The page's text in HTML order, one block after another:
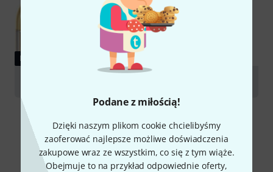
Podane z miłością!
Dzięki naszym plikom cookie chcielibyśmy
zaoferować najlepsze możliwe doświadczenia
zakupowe wraz ze wszystkim, co się z tym wiąże.
Obejmuje to na przykład odpowiednie oferty,
PORADNIKI